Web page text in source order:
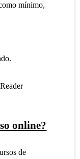
mínimo,
online?
de